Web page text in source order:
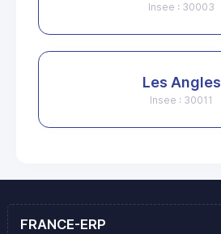
Insee : 30003
Les Angles
Insee : 30011
FRANCE-ERP